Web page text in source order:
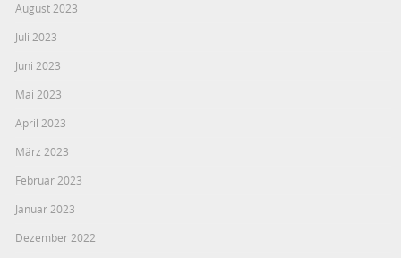
August 2023
Juli 2023
Juni 2023
Mai 2023
April 2023
März 2023
Februar 2023
Januar 2023
Dezember 2022